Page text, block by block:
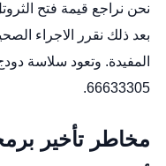
نحن نراجع قيمة فتح
بعد ذلك نقرر الاجراء
المفيدة. وتعود سلاسة
66633305.
مخاطر تأخير